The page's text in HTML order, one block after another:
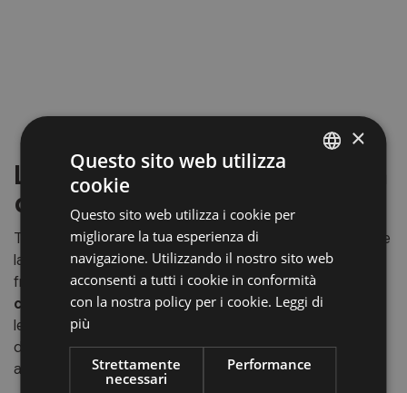
La Chiesa di Nostra Signora
di Villa
Tra gli edifici sacri più raffinati della regione spicca anche
la
Chiesa di Nostra Signora di Villa, situata nella
frazione omonima. Si tratta di una dellepiù eleganti
costruzioni tardogotiche dell’Alto Adige, celebre per
le sue linee slanciate e per la sobria raffinatezza
dell’interno. Un vero gioiello da non perdere per gli
amanti dell’arte gotica.
×
Questo sito web utilizza
cookie
Questo sito web utilizza i cookie per
migliorare la tua esperienza di
navigazione. Utilizzando il nostro sito web
acconsenti a tutti i cookie in conformità
con la nostra policy per i cookie. Leggi di
più
Strettamente
necessari
Performance